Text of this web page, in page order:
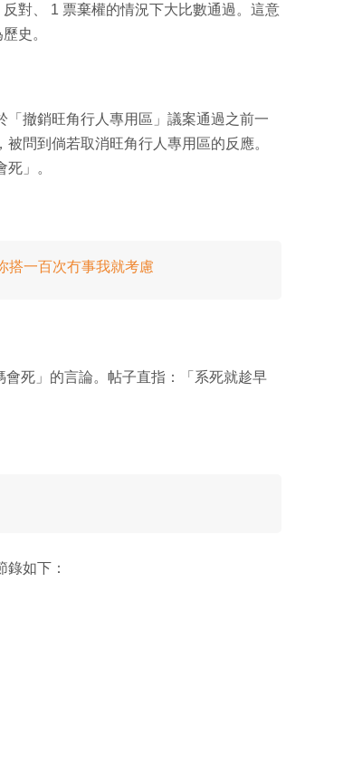
對、 1 票棄權的情況下大比數通過。這意
史。
撤銷旺角行人專用區」議案通過之前一
問到倘若取消旺角行人專用區的反應。
」。
搭一百次冇事我就考慮
死」的言論。帖子直指：「系死就趁早
如下：